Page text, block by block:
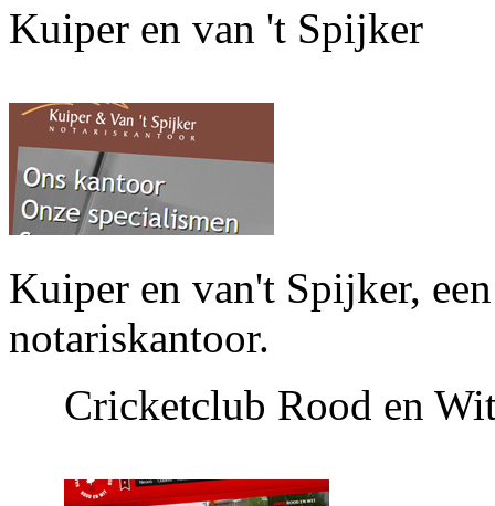
Kuiper en van 't Spijker
Kuiper en van't Spijker,
notariskantoor.
Cricketclub Rood en